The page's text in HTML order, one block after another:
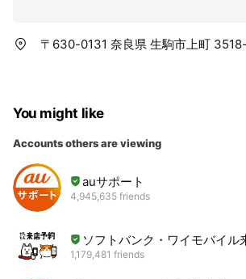
〒630-0131 奈良県 生駒市上町
You might like
Accounts others are viewing
auサポート
4,945,635 friends
ソフトバンク・ワイモバイル
1,179,481 friends